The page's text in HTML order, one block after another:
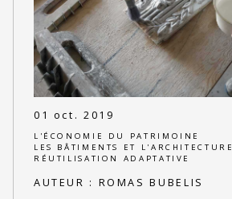
01 oct. 2019
L'ÉCONOMIE DU PATRIMOINE
LES BÂTIMENTS ET L'ARCHITECTURE
RÉUTILISATION ADAPTATIVE
AUTEUR : ROMAS BUBELIS